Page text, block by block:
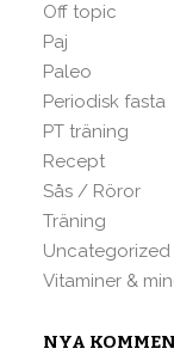
Off topic
Paj
Paleo
Periodisk fasta
PT träning
Recept
Sås / Röror
Träning
Uncategorized
Vitaminer &
NYA